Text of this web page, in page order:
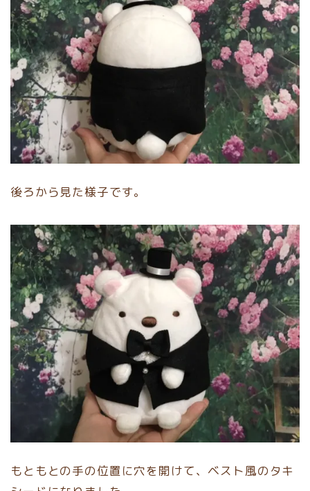
後ろから見た様子です。
もともとの手の位置に穴を開けて、ベスト風のタキ